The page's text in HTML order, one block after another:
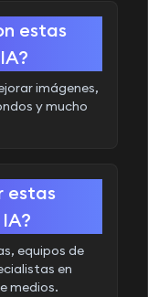
estas
imágenes,
y mucho
estas
equipos de
en
medios.